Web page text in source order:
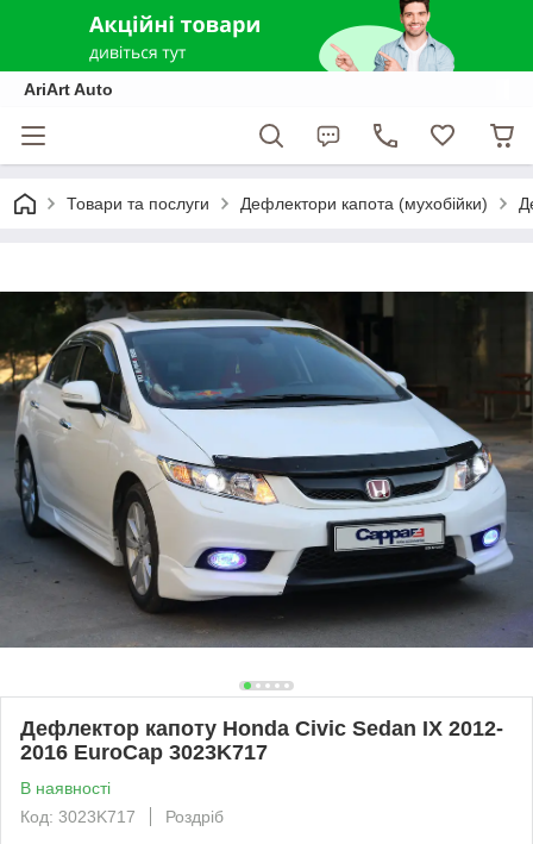
AriArt Auto
Товари та послуги Дефлектори капота (мухобійки)
Дефлектор капоту Honda Civic Sedan IX 2012-
2016 EuroCap 3023K717
В наявності
Код: 3023K717
Роздріб